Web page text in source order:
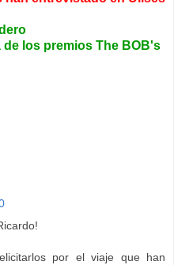
los premios The BOB's
por el viaje que han